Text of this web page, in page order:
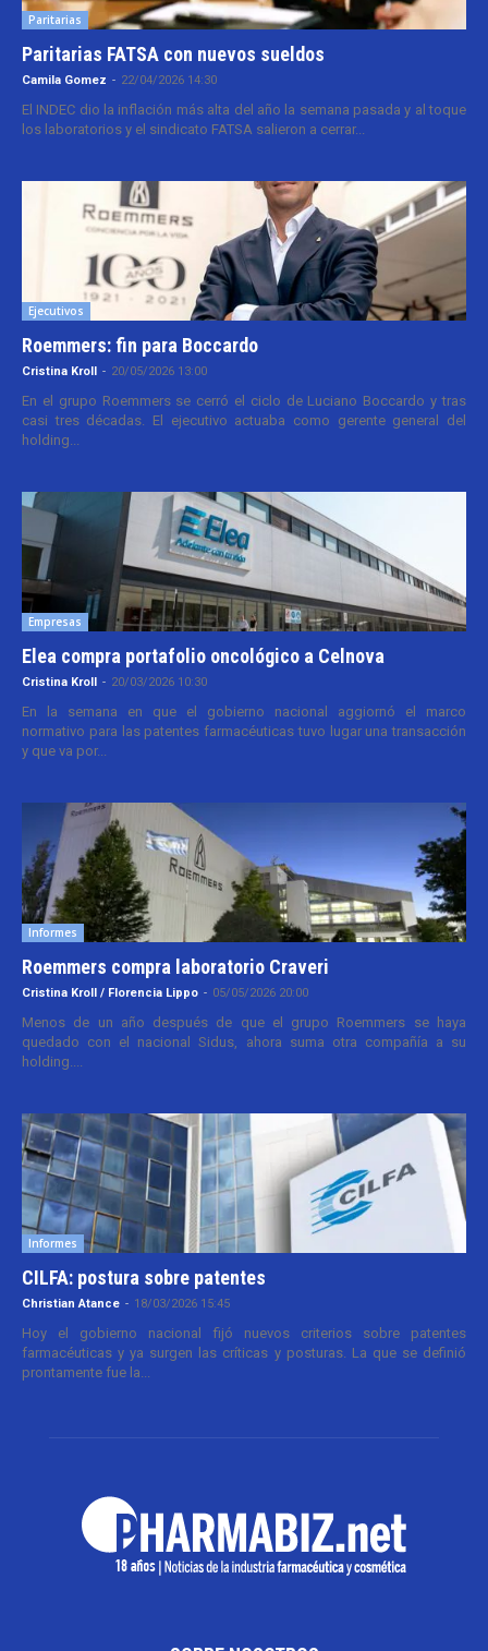
Paritarias
Paritarias FATSA con nuevos sueldos
Camila Gomez - 22/04/2026 14:30
El INDEC dio la inflación más alta del año la semana pasada y al toque
los laboratorios y el sindicato FATSA salieron a cerrar...
Ejecutivos
Roemmers: fin para Boccardo
Cristina Kroll - 20/05/2026 13:00
En el grupo Roemmers se cerró el ciclo de Luciano Boccardo y tras
casi tres décadas. El ejecutivo actuaba como gerente general del
holding...
Empresas
Elea compra portafolio oncológico a Celnova
Cristina Kroll - 20/03/2026 10:30
En la semana en que el gobierno nacional aggiornó el marco
normativo para las patentes farmacéuticas tuvo lugar una transacción
y que va por...
Informes
Roemmers compra laboratorio Craveri
Cristina Kroll / Florencia Lippo - 05/05/2026 20:00
Menos de un año después de que el grupo Roemmers se haya
quedado con el nacional Sidus, ahora suma otra compañía a su
holding....
Informes
CILFA: postura sobre patentes
Christian Atance - 18/03/2026 15:45
Hoy el gobierno nacional fijó nuevos criterios sobre patentes
farmacéuticas y ya surgen las críticas y posturas. La que se definió
prontamente fue la...